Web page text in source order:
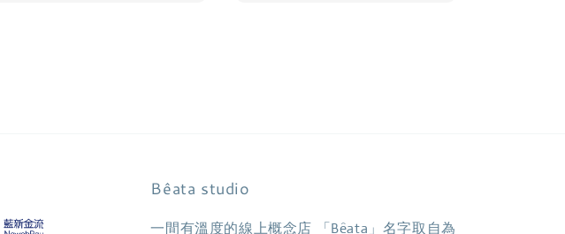
Bêata studio
一間有溫度的線上概念店 「Bêata」名字取自為